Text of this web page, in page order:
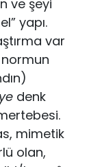
ve şeyi
yapı.
var
denk
mimetik
olan,